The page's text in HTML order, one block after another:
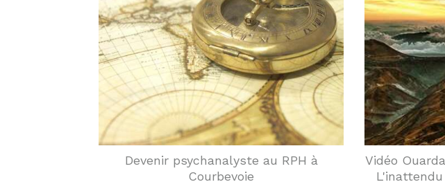
Devenir psychanalyste au RPH à
Courbevoie
Vidéo